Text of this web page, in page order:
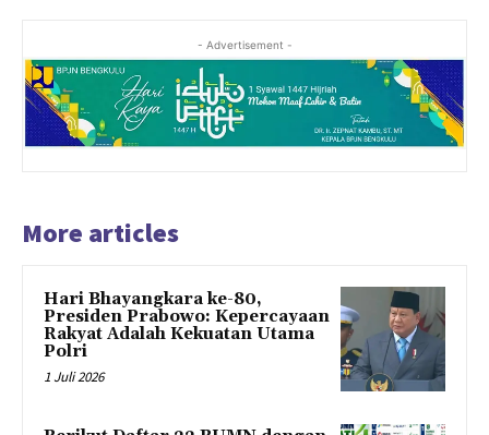
- Advertisement -
More articles
Hari Bhayangkara ke-80,
Presiden Prabowo: Kepercayaan
Rakyat Adalah Kekuatan Utama
Polri
1 Juli 2026